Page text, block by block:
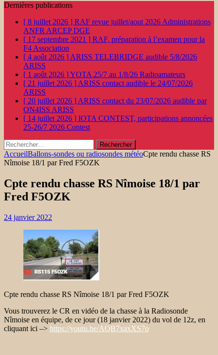
Dernières publications
[ 8 juillet 2026 ] RAF revue juillet/aout 2026 Administrations
ANFR ARCEP DGE
[ 17 septembre 2021 ] RAF, préparation à l’examen pour la
F4 Association
[ 4 août 2026 ] ARISS TELEBRIDGE audible 5/8/2026
ARISS
[ 1 août 2026 ]YOTA 25/7 au 1/8/26 Radioamateurs
[ 21 juillet 2026 ] ARISS contact audible le 24/07/2026
ARISS
[ 20 juillet 2026 ] ARISS contact du 23/07/2026 audible par
ON4ISS ARISS
[ 14 juillet 2026 ] IOTA CONTEST, participations annoncées
25-26/7 2026 Contest
Rechercher :
AccueilBallons-sondes ou radiosondes météoCpte rendu chasse RS
Nîmoise 18/1 par Fred F5OZK
Cpte rendu chasse RS Nîmoise 18/1 par
Fred F5OZK
24 janvier 2022
Cpte rendu chasse RS Nîmoise 18/1 par Fred F5OZK
Vous trouverez le CR en vidéo de la chasse à la Radiosonde
Nîmoise en équipe, de ce jour (18 janvier 2022) du vol de 12z, en
cliquant ici –> https://youtu.be/AQB7xaxXS7o